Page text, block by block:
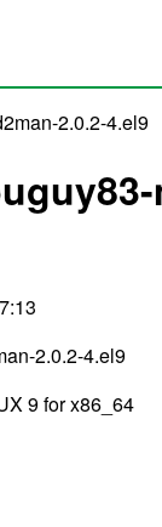
2.0.2-4.el9
2.0.2-4.el9
9 for x86_64